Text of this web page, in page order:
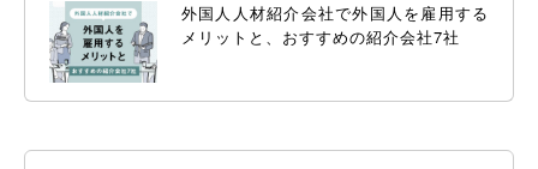
外国人人材紹介会社で外国人を雇用する
メリットと、おすすめの紹介会社7社